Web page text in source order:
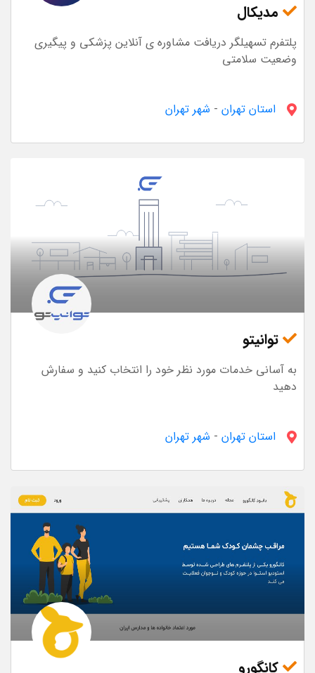
مدیکال
پلتفرم تسهیلگر دریافت مشاوره ی آنلاین پزشکی و پیگیری
وضعیت سلامتی
استان تهران - شهر تهران
توانیتو
به آسانی خدمات مورد نظر خود را انتخاب کنید و سفارش
دهید
استان تهران - شهر تهران
کانگورو